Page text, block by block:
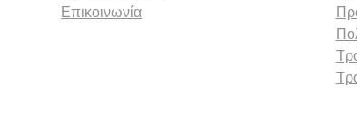
Επικοινωνία